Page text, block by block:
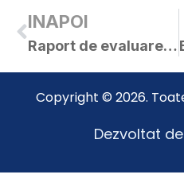
INAPOI
Raport de evaluare a implementrii Legii nr. 544/2001 in anul 2023
Copyright © 2026.
Dezvoltat de